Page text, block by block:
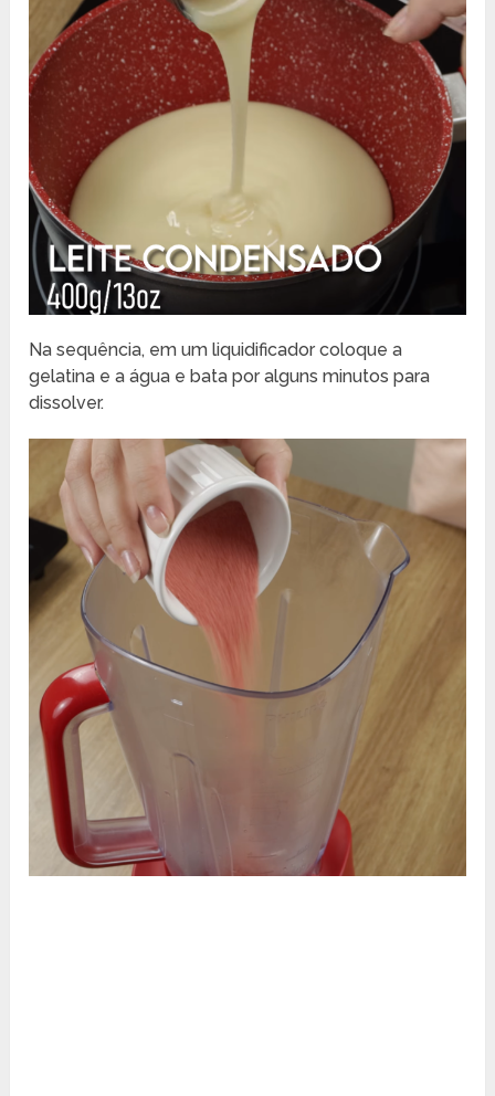
Na sequência, em um liquidificador coloque a
gelatina e a água e bata por alguns minutos para
dissolver.